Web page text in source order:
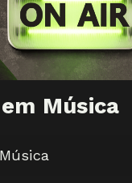
Música
Música